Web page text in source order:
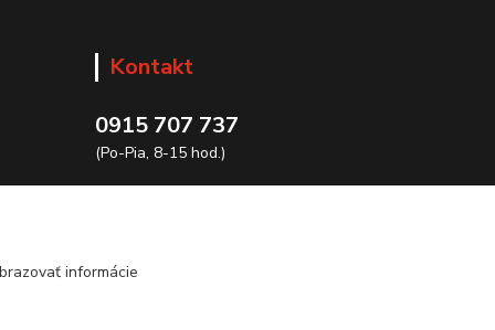
Kontakt
0915 707 737
(Po-Pia, 8-15 hod.)
informácie